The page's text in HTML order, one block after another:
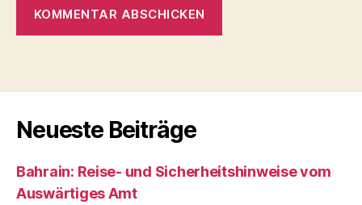
t
r
n
t
i
Neueste Beiträge
Bahrain: Reise- und Sicherheitshinweise vom
Auswärtiges Amt